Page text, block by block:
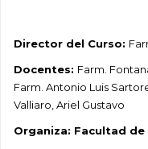
Director del Curso:
Docentes: Farm.
Farm. Antonio Luis
Valliaro, Ariel Gustavo
Organiza: Facultad de